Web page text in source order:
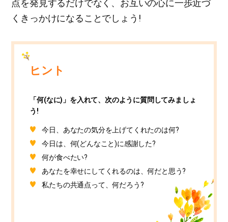
点を発見するだけでなく、お互いの心に一歩近づ
くきっかけになることでしょう!
ヒント
「何(なに)」を入れて、次のように質問してみましょ
う!
今日、あなたの気分を上げてくれたのは何?
今日は、何(どんなこと)に感謝した?
何が食べたい?
あなたを幸せにしてくれるのは、何だと思う?
私たちの共通点って、何だろう?